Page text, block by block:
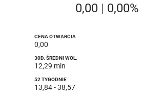
0,00 | 0,00%
CENA OTWARCIA
0,00
30D. ŚREDNI WOL.
12,29 mln
52 TYGODNIE
13,84-38,57